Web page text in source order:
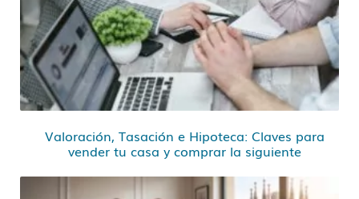
Valoración, Tasación e Hipoteca: Claves para
vender tu casa y comprar la siguiente